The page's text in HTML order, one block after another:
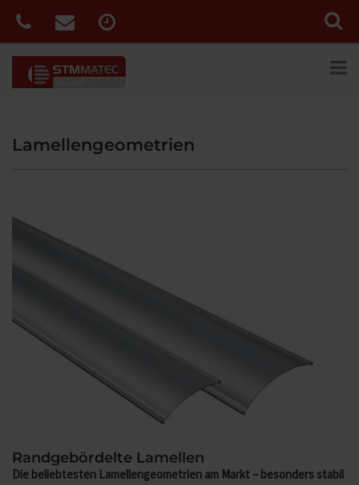
Lamellengeometrien
Randgebördelte Lamellen
Die beliebtesten Lamellengeometrien am Markt – besonders stabil